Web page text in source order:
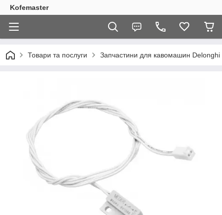
Kofemaster
Товари та послуги Запчастини для кавомашин Delonghi